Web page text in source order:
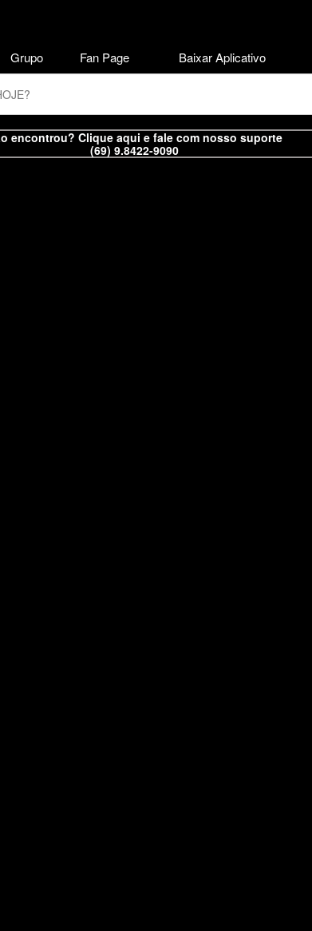
encontrou? Clique aqui e fale com nosso suporte
(69) 9.8422-9090
Grupo Fan Page Baixar Aplicativo